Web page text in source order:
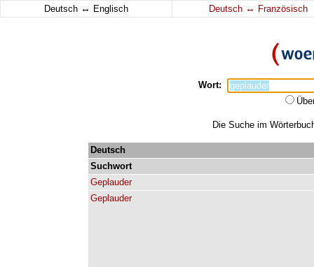
Deutsch ↔ Englisch Deutsch ↔ Französisch
Wort:
Die Suche im
Deutsch
Suchwort
Geplauder
Geplauder